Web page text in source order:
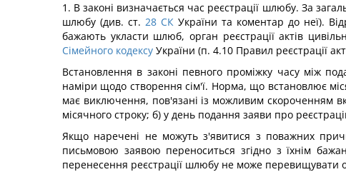
1. В законі визначається час реєстрації шлюбу. За
шлюбу (див. ст. 28 СК України та коментар до неї).
бажають укласти шлюб, орган реєстрації актів
Сімейного кодексу України (п. 4.10 Правил реєстрації
Встановлення в законі певного проміжку часу між
наміри щодо створення сім'ї. Норма, що встановлює
має виключення, пов'язані із можливим скороченням
місячного строку; б) у день подання заяви про
Якщо наречені не можуть з'явитися з поважних
письмовою заявою переноситься згідно з їхнім
перенесення реєстрації шлюбу не може перевищувати